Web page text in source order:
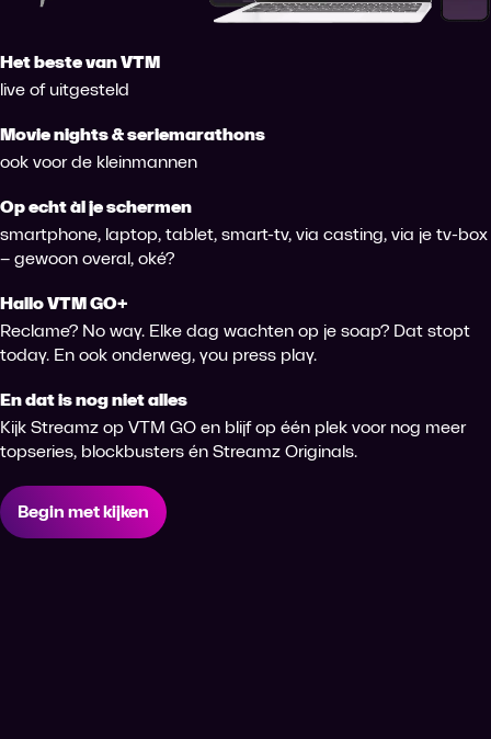
Het beste van VTM
live of uitgesteld
Movie nights & seriemarathons
ook voor de kleinmannen
Op echt àl je schermen
smartphone, laptop, tablet, smart-tv, via casting, via je tv-box
– gewoon overal, oké?
Hallo VTM GO+
Reclame? No way. Elke dag wachten op je soap? Dat stopt
today. En ook onderweg, you press play.
En dat is nog niet alles
Kijk Streamz op VTM GO en blijf op één plek voor nog meer
topseries, blockbusters én Streamz Originals.
Begin met kijken